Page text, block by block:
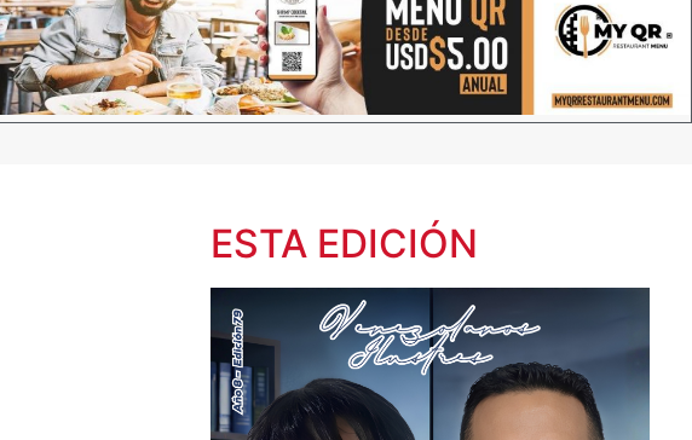
ESTA EDICIÓN